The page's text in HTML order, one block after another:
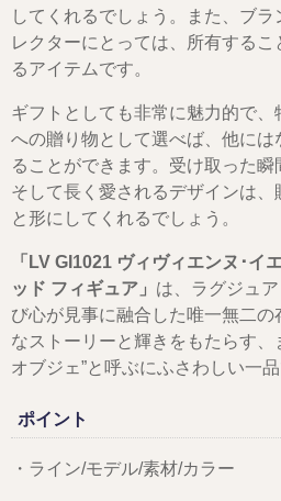
してくれるでしょう。また、ブ
レクターにとっては、所有する
るアイテムです。
ギフトとしても非常に魅力的で
への贈り物として選べば、他には
ることができます。受け取った瞬
そして長く愛されるデザインは、
と形にしてくれるでしょう。
「LV GI1021 ヴィヴィエンヌ･イ
ッド フィギュア」 は、ラグジュ
び心が見事に融合した唯一無二の
なストーリーと輝きをもたらす、
オブジェ”と呼ぶにふさわしい一品
ポイント
・ライン/モデル/素材/カラー